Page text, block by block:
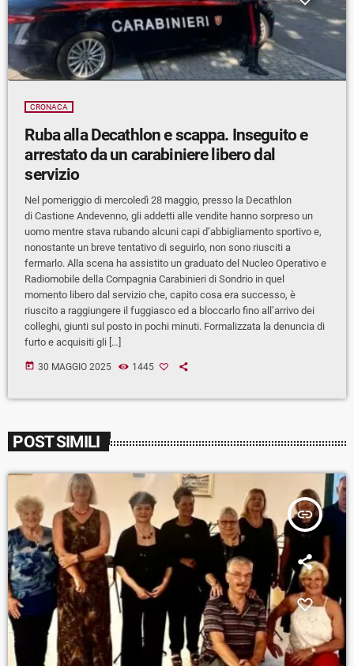
CRONACA
Ruba alla Decathlon e scappa. Inseguito e
arrestato da un carabiniere libero dal
servizio
Nel pomeriggio di mercoledì 28 maggio, presso la Decathlon
di Castione Andevenno, gli addetti alle vendite hanno sorpreso un
uomo mentre stava rubando alcuni capi d’abbigliamento sportivo e,
nonostante un breve tentativo di seguirlo, non sono riusciti a
fermarlo. Alla scena ha assistito un graduato del Nucleo Operativo e
Radiomobile della Compagnia Carabinieri di Sondrio in quel
momento libero dal servizio che, capito cosa era successo, è
riuscito a raggiungere il fuggiasco ed a bloccarlo fino all’arrivo dei
colleghi, giunti sul posto in pochi minuti. Formalizzata la denuncia di
furto e acquisiti gli […]
today 30 MAGGIO 2025 1445
POST SIMILI
insert_link